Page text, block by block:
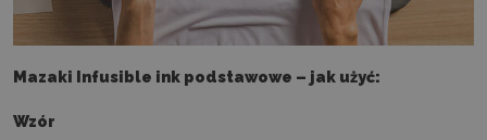
Mazaki Infusible ink podstawowe – jak użyć:
Wzór